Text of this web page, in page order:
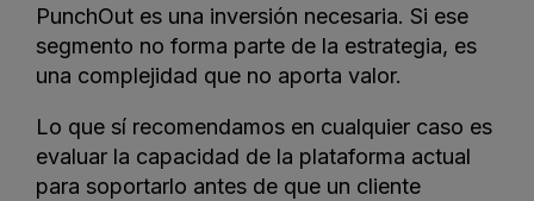
PunchOut es una inversión necesaria. Si ese
segmento no forma parte de la estrategia, es
una complejidad que no aporta valor.
Lo que sí recomendamos en cualquier caso es
evaluar la capacidad de la plataforma actual
para soportarlo antes de que un cliente